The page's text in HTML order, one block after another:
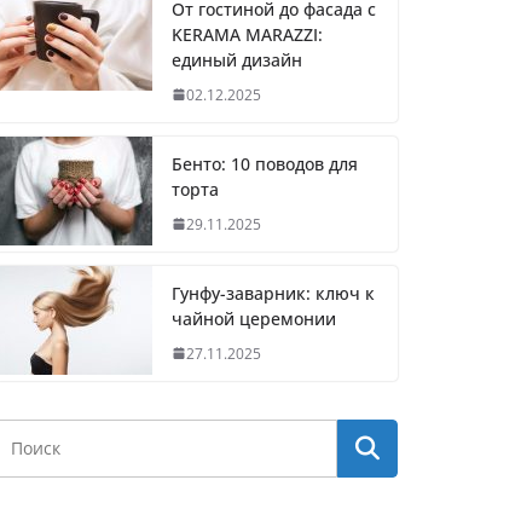
От гостиной до фасада с
KERAMA MARAZZI:
единый дизайн
02.12.2025
Бенто: 10 поводов для
торта
29.11.2025
Гунфу-заварник: ключ к
чайной церемонии
27.11.2025